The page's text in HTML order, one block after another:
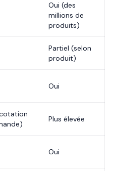
Oui (des
millions de
produits)
Partiel (selon
produit)
Oui
Plus élevée
Oui